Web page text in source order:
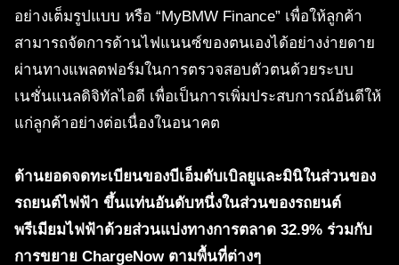
อย่างเต็มรูปแบบ หรือ “MyBMW Finance” เพื่อให้ลูกค้า
สามารถจัดการด้านไฟแนนซ์ของตนเองได้อย่างง่ายดาย
ผ่านทางแพลตฟอร์มในการตรวจสอบตัวตนด้วยระบบ
เนชั่นแนลดิจิทัลไอดี เพื่อเป็นการเพิ่มประสบการณ์อันดีให้
แก่ลูกค้าอย่างต่อเนื่องในอนาคต
ด้านยอดจดทะเบียนของบีเอ็มดับเบิลยูและมินิในส่วนของ
รถยนต์ไฟฟ้า ขึ้นแท่นอันดับหนึ่งในส่วนของรถยนต์
พรีเมียมไฟฟ้าด้วยส่วนแบ่งทางการตลาด 32.9% ร่วมกับ
การขยาย ChargeNow ตามพื้นที่ต่างๆ